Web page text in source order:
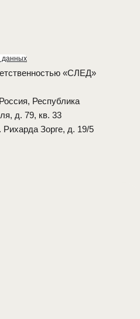
данных
«СЛЕД»
Республика
д. 79, кв. 33
Зорге, д. 19/5